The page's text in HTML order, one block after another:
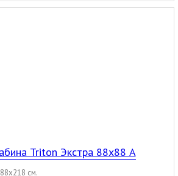
Triton Экстра 88х88 А
см.